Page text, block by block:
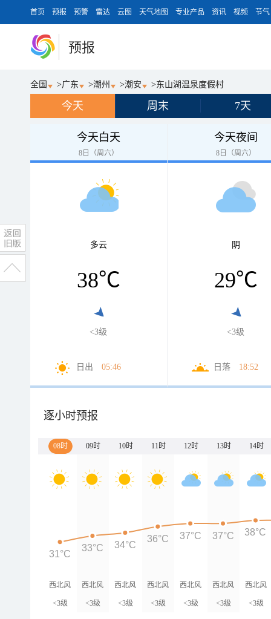
首页 预报 预警 雷达 云图 天气地图 专业产品 资讯 视频 节气
预报
全国 >广东 >潮州 >潮安 >东山湖温泉度假村
今天 周末 7天
今天白天
8日（周六）
多云
38℃
<3级
日出 05:46
今天夜间
8日（周六）
阴
29℃
<3级
日落 18:52
逐小时预报
08时 09时 10时 11时 12时 13时 14时
西北风
<3级
西北风
<3级
西北风
<3级
西北风
<3级
西北风
<3级
西北风
<3级
西北风
<3级
31°C
33°C 34°C
36°C 37°C 37°C 38°C